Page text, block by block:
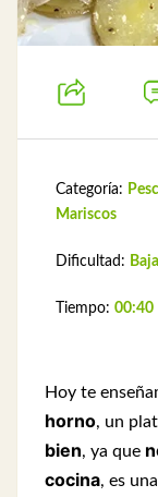
Categoría:
Mariscos
Dificultad: Baja
Tiempo: 00:40
Hoy te
horno, un
bien, ya que
cocina, es una